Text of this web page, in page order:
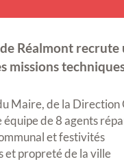
Réalmont
missions
Maire, de la
de 8 agents
et festivités
et propreté de la ville